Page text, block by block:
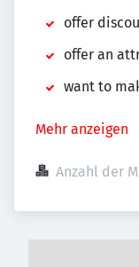
offer
offer an
want to
Mehr anzeigen
Anzahl der